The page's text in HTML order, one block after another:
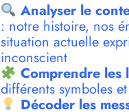
Analyser le
: notre histoire, nos
situation actuelle
inconscient
Comprendre les
différents symboles
Décoder les